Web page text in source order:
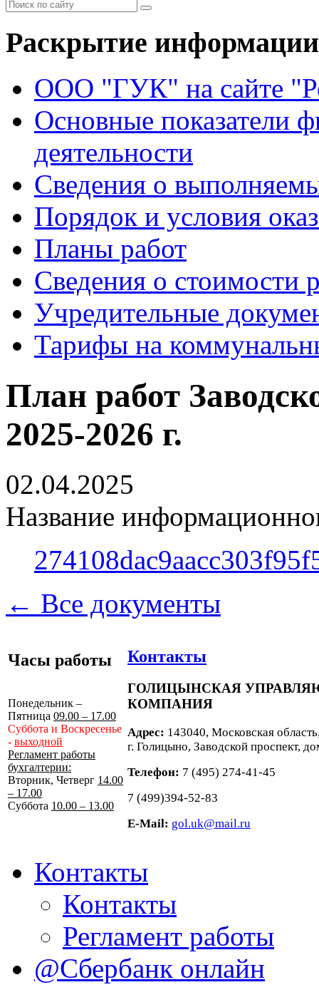
Раскрытие информации
ООО "ГУК" на сайте
Основные показатели
деятельности
Сведения о
Порядок и условия
Планы работ
Сведения о стоимости
Учредительные
Тарифы на
План работ
2025-2026 г.
02.04.2025
Название
← Все документы
Часы работы
Понедельник –
Пятница 09.00 – 17.00
Суббота и Воскресенье
- выходной
Регламент работы
бухгалтерии:
Вторник, Четверг 14.00
– 17.00
Суббота 10.00 – 13.00
Контакты
ГОЛИЦЫНСКАЯ
КОМПАНИЯ
Адрес: 143040, Московская
г. Голицыно, Заводской проспект,
Телефон: 7 (495) 274-41-45
7 (499)394-52-83
E-Mail: gol.uk@mail.ru
Контакты
Контакты
Регламент работы
@Сбербанк онлайн